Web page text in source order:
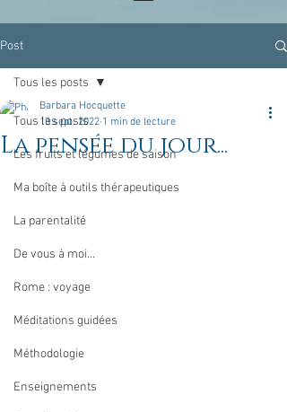
Post
Tous les posts
Les fruits et légumes de saison
Ma boîte à outils thérapeutiques
La parentalité
De vous à moi...
Rome : voyage
Méditations guidées
Méthodologie
Enseignements
Tous les posts
La pensée du jour...
Barbara Hocquette
13 sept. 2022 1 min de lecture